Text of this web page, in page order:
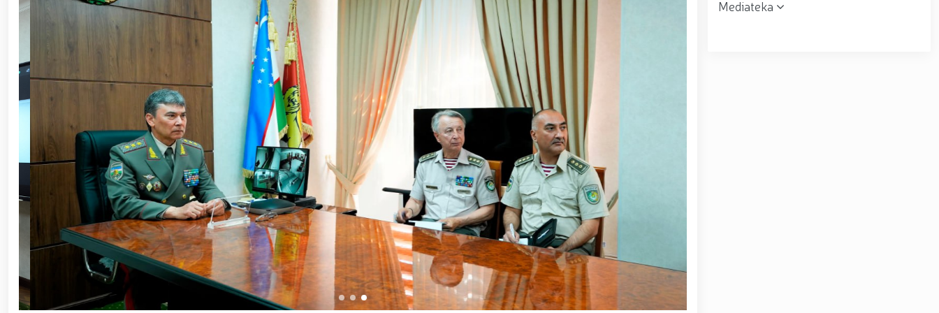
ishchi guruhining yoshlar bilan uchrashuvi tadbirlari doirasida muddatdi harbiy xizmatchilarga sertifikatlar topshirildi. // Milliy gvardiya qo‘mondoni, general-
polkovnik B.Tashmatov poytaxtimizdagi manzilli ishlari davomida yoshlar bilan uchrashib, ular bilan ochiq muloqot o‘tkazdi. // Farg‘ona viloyatida jinoyat sodir
etishga moyil shaxslar yashash manzillarida tezkor tadbirlar o‘tkazildi. // “8-mart – Xalqaro xotin qizlar kuni” munosabati bilan Milliy gvardiya tizimida faoliyat
yuritib kyelayotgan ayollar uchun tantanali bayram tadbiri tashkil etildi // Moliyaviy shaffoflik va korrupsiyadan xoli muhitni ta’minlash bo‘yicha o‘quv yig‘ini
o‘tkazildi // Ajdodlar merosi – milliy gʻurur va vatanparvarlik manbai // General-polkovnik B.Tashmatov Toshkent “Temurbeklar maktabi” harbiy akademik
litseyi faoliyati bilan yaqindan tanishdi. //Milliy gvardiya qo‘mondoni, general-polkovnik B.Tashmatov Sirdaryo va Jizzax viloyatida o'rganish ishlarini olib bordi
// “Harbiy taʼlim tizimida ilm-fan va pedagogik texnologiyalarni rivojlantirish istiqbollari” mavzusida respublika harbiy ilmiy-amaliy konferensiyasi tashkil
etildi. //Milliy gvardiya qo‘mondoni general-polkovnik B.Tashmatov ilk manzilli ishlarini Yunusobod tumanida amalga oshirdi. // Samarqand va Buxoro
viloyatalarida xavfsiz muhitni yaratish va jamoat xavfsizligini ishonchli taʼminlash boʻyicha manzilli ishlar amalga oshirildi. // Yoshlar siyosatiga oid ustuvor
vazifalar doimiy e’tiborda. // Milliy gvardiya qoʻmondoni general-polkovnik B.Tashmatov Oʻzbekiston huquqni muhofaza qilish organlarining Qoʻl jangi
federatsiyasi raisi etib saylandi. // Milliy gvardiya shaxsiy tarkibining jangovar salohiyati, jismoniy va ma'naviy tayyorgarligini mustahkamlash hamda zamon
talablariga mos takomillashtirishga qaratilgan ishlar davom ettirilmoqda. // Tizim fidoyilari hurmat va ehtirom bilan nafaqaga kuzatildi. // “Kitobxon harbiy
oilalar” mavzusida adabiy-badiiy kecha tashkil etildi / / Vatanparvarlik oyligi doirasidagi tadbirlar / / Toshkentda qidiruvda bo‘lgan shaxs qo‘lga olindi / /
“Jasorat” filmi premyerasi bo'lib o'tdi / / Qurolli Kuchlarimiz tashkil etilganining 34 yilligi va 14 yanvar – Vatan himoyachilari kuni munosabati Milliy gvardiyada
bayramona tadbir o‘tkazildi / / Milliy gvardiya qo'mondonining O‘zbekiston Respublikasi Qurolli Kuchlari tashkil etilganining 34 yilligi va Vatan himoyachilari
kuni munosabati bilan bayram tabrigi / / Oʻzbekiston Respublikasi Qurolli Kuchlari tashkil etilganining 34 yilligi hamda 14-yanvar — Vatan himoyachilari kuni
munosabati bilan gvardiyachilar xizmat burchini bajarish chogʻida qahramonlarcha halok boʻlgan safdoshlari xotirasiga bagʻishlab Milliy gvardiya Markaziy
devoni hududida bunyod etilgan yodgorlik majmuasi poyiga gul qoʻyishib, ularning xotirasiga hurmat bajo keltirishdi / / O‘zbekiston Respublikasi Prezidentining
“O‘zbekiston Respublikasi Qurolli Kuchlari tashkil etilganining 34 yilligi hamda Vatan himoyachilari kuni munosabati bilan harbiy xizmatchilar va huquqni
muhofaza qilish organlari xodimlaridan bir guruhini mukofotlash to‘g‘risida”gi Farmoni / / Prezident Shavkat Mirziyoyev Xavfsizlik kengashining kengaytirilgan
yig‘ilishini o‘tkazdi / / Prezident Shavkat Mirziyoyev Toshkent shahri Yunusobod tumanida barpo etilgan yirik quvvatli kogeneratsiya markazi faoliyati bilan
tanishdi / / Moliya, ilg‘or texnologiyalar, madaniyat va turizmning yirik markaziga aylanib borayotgan Toshkent dunyoning zamonaviy megapolislari andozasi
Mediateka